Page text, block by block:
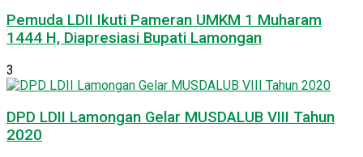
Pemuda LDII Ikuti Pameran UMKM 1 Muharam
1444 H, Diapresiasi Bupati Lamongan
3
DPD LDII Lamongan Gelar MUSDALUB VIII Tahun
2020